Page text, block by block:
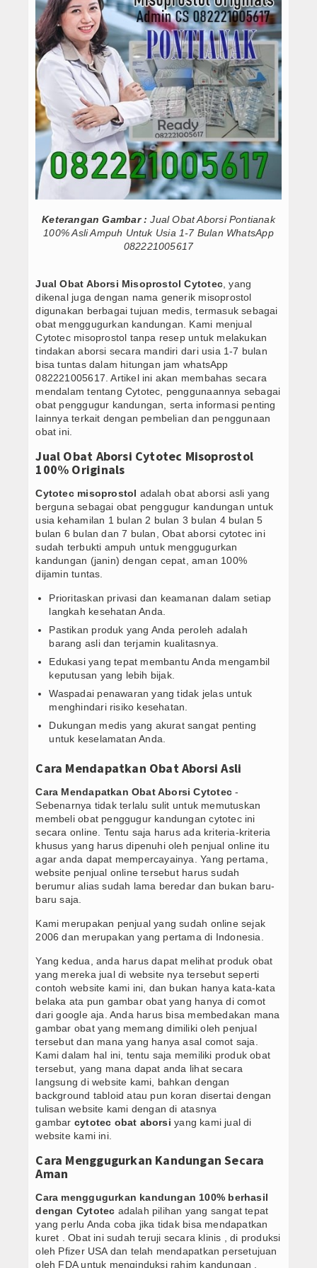
Obat Misoprostol
Internasional
Teknologi
Video
Berita Foto
Download
Konsultasi
Testimoni
Semua Produk
Marketplace System
Semua Pelapak
Obat Cytotec
Tracking Orders
Konfirmasi Orders
Orders Report
Obat Cytotec Samarinda 082221005617
Obat Cytotec Purbalingga 082221005617
Obat Cytotec Pontianak 082221005617
Jual Obat Misoprostol Cytotec Sopros Wa
Obat Cytotec Tuban 082221005617 Jual
Obat Cytotec Ternate 082221005617 Jual
Obat Cytotec Surabaya 082221005617
Obat Cytotec Tangerang 082221005617
Obat Cytotec Solo 082221005617 Jual
Obat Cytotec Semarang 082221005617
Obat Cytotec Samarinda 082221005617
Obat Cytotec Purbalingga 082221005617
Obat Cytotec Pontianak 082221005617
Jual Obat Misoprostol Cytotec Sopros Wa
Obat Cytotec Tuban 082221005617 Jual
Obat Cytotec Surabaya 082221005617
Obat Cytotec Tangerang 082221005617
Obat Cytotec Solo 082221005617 Jual
Keterangan Gambar : Jual Obat Aborsi Pontianak
100% Asli Ampuh Untuk Usia 1-7 Bulan WhatsApp
082221005617
Jual Obat Aborsi Misoprostol Cytotec, yang
dikenal juga dengan nama generik misoprostol
digunakan berbagai tujuan medis, termasuk sebagai
obat menggugurkan kandungan. Kami menjual
Cytotec misoprostol tanpa resep untuk melakukan
tindakan aborsi secara mandiri dari usia 1-7 bulan
bisa tuntas dalam hitungan jam whatsApp
082221005617. Artikel ini akan membahas secara
mendalam tentang Cytotec, penggunaannya sebagai
obat penggugur kandungan, serta informasi penting
lainnya terkait dengan pembelian dan penggunaan
obat ini.
Jual Obat Aborsi Cytotec Misoprostol
100% Originals
Cytotec misoprostol adalah obat aborsi asli yang
berguna sebagai obat penggugur kandungan untuk
usia kehamilan 1 bulan 2 bulan 3 bulan 4 bulan 5
bulan 6 bulan dan 7 bulan, Obat aborsi cytotec ini
sudah terbukti ampuh untuk menggugurkan
kandungan (janin) dengan cepat, aman 100%
dijamin tuntas.
Prioritaskan privasi dan keamanan dalam setiap
langkah kesehatan Anda.
Pastikan produk yang Anda peroleh adalah
barang asli dan terjamin kualitasnya.
Edukasi yang tepat membantu Anda mengambil
keputusan yang lebih bijak.
Waspadai penawaran yang tidak jelas untuk
menghindari risiko kesehatan.
Dukungan medis yang akurat sangat penting
untuk keselamatan Anda.
Cara Mendapatkan Obat Aborsi Asli
Cara Mendapatkan Obat Aborsi Cytotec-
Sebenarnya tidak terlalu sulit untuk memutuskan
membeli obat penggugur kandungan cytotec ini
secara online. Tentu saja harus ada kriteria-kriteria
khusus yang harus dipenuhi oleh penjual online itu
agar anda dapat mempercayainya. Yang pertama,
website penjual online tersebut harus sudah
berumur alias sudah lama beredar dan bukan baru-
baru saja.
Kami merupakan penjual yang sudah online sejak
2006 dan merupakan yang pertama di Indonesia.
Yang kedua, anda harus dapat melihat produk obat
yang mereka jual di website nya tersebut seperti
contoh website kami ini, dan bukan hanya kata-kata
belaka ata pun gambar obat yang hanya di comot
dari google aja. Anda harus bisa membedakan mana
gambar obat yang memang dimiliki oleh penjual
tersebut dan mana yang hanya asal comot saja.
Kami dalam hal ini, tentu saja memiliki produk obat
tersebut, yang mana dapat anda lihat secara
langsung di website kami, bahkan dengan
background tabloid atau pun koran disertai dengan
tulisan website kami dengan di atasnya
gambar cytotec obat aborsi yang kami jual di
website kami ini.
Cara Menggugurkan Kandungan Secara
Aman
Cara menggugurkan kandungan 100% berhasil
dengan Cytotec adalah pilihan yang sangat tepat
yang perlu Anda coba jika tidak bisa mendapatkan
kuret . Obat ini sudah teruji secara klinis , di produksi
oleh Pfizer USA dan telah mendapatkan persetujuan
oleh FDA untuk menginduksi rahim kandungan .